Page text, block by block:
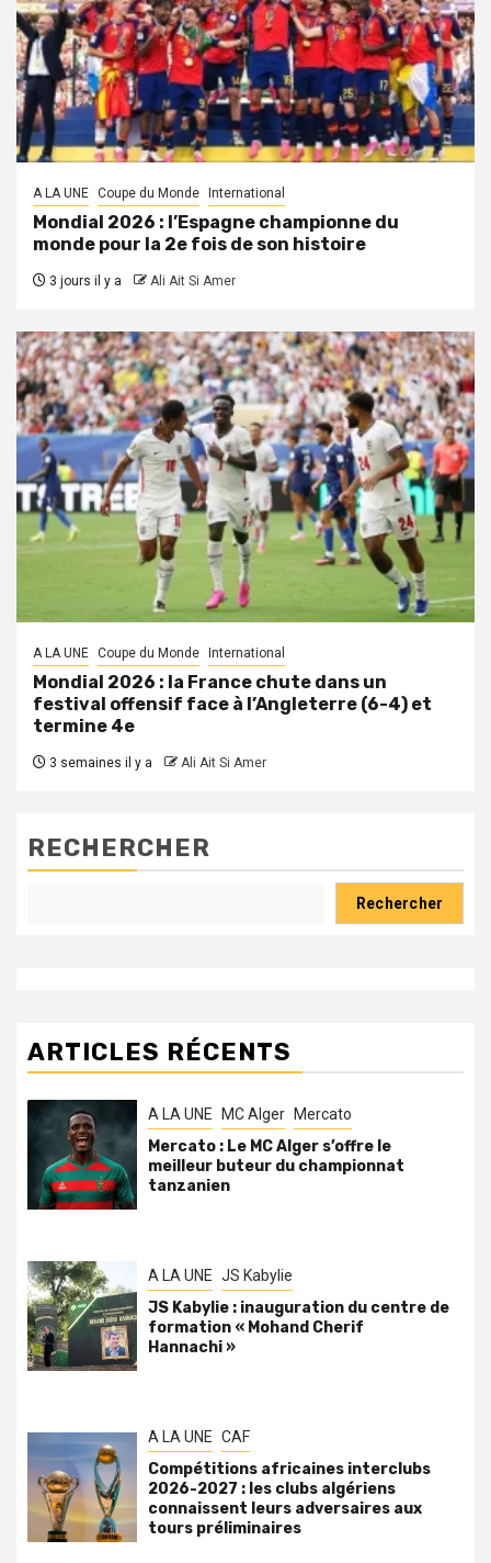
A LA UNE Coupe du Monde International
Mondial 2026 : l’Espagne championne du
monde pour la 2e fois de son histoire
3 jours il y a Ali Ait Si Amer
A LA UNE Coupe du Monde International
Mondial 2026 : la France chute dans un
festival offensif face à l’Angleterre (6-4) et
termine 4e
3 semaines il y a Ali Ait Si Amer
RECHERCHER
Rechercher
ARTICLES RÉCENTS
A LA UNE MC Alger Mercato
Mercato : Le MC Alger s’offre le
meilleur buteur du championnat
tanzanien
A LA UNE JS Kabylie
JS Kabylie : inauguration du centre de
formation « Mohand Cherif
Hannachi »
A LA UNE CAF
Compétitions africaines interclubs
2026-2027 : les clubs algériens
connaissent leurs adversaires aux
tours préliminaires